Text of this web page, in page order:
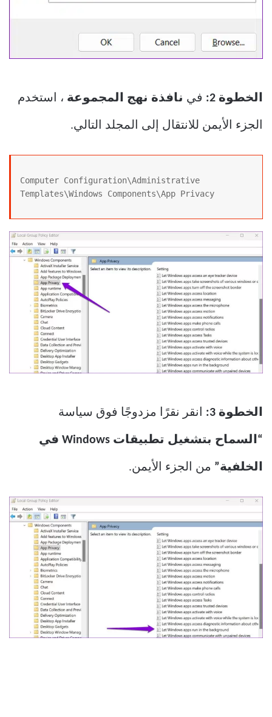
الخطوة 2: في نافذة نهج المجموعة ، استخدم
الجزء الأيمن للانتقال إلى المجلد التالي.
Computer Configuration\Administrative
Templates\Windows Components\App Privacy
الخطوة 3: انقر نقرًا مزدوجًا فوق سياسة
“السماح بتشغيل تطبيقات Windows في
الخلفية” من الجزء الأيمن.